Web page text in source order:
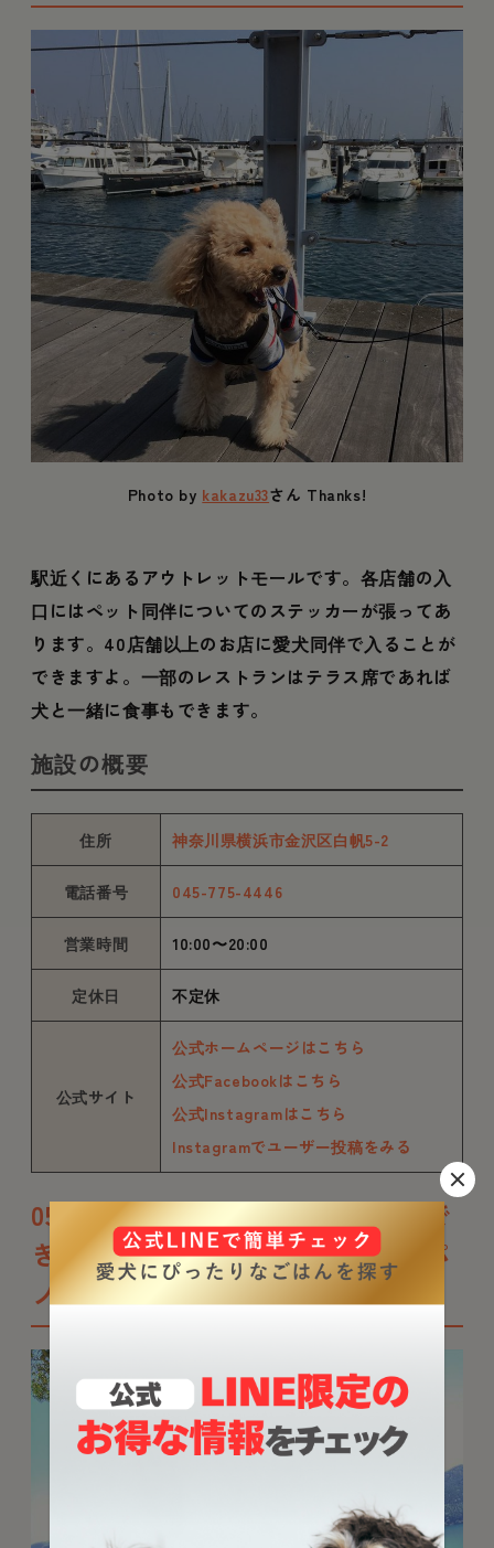
Photo by kakazu33さん Thanks!
駅近くにあるアウトレットモールです。各店舗の入
口にはペット同伴についてのステッカーが張ってあ
ります。40店舗以上のお店に愛犬同伴で入ることが
できますよ。一部のレストランはテラス席であれば
犬と一緒に食事もできます。
施設の概要
住所 神奈川県横浜市金沢区白帆5-2
電話番号 045-775-4446
営業時間 10:00〜20:00
定休日 不定休
公式サイト
公式ホームページはこちら
公式Facebookはこちら
公式Instagramはこちら
Instagramでユーザー投稿をみる
05【神奈川県足柄下郡の犬連れで
きる人気スポット】富士芦ノ湖パ
ノラマパーク